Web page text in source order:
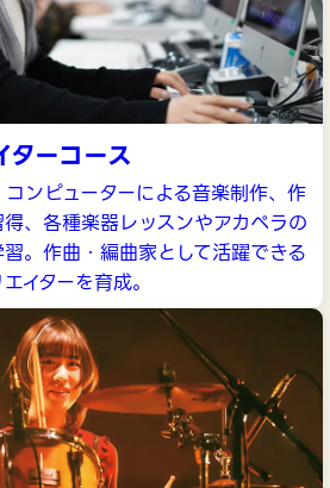
ーコース
ンピューターによる音楽制作、作
、各種楽器レッスンやアカペラの
。作曲・編曲家として活躍できる
イターを育成。